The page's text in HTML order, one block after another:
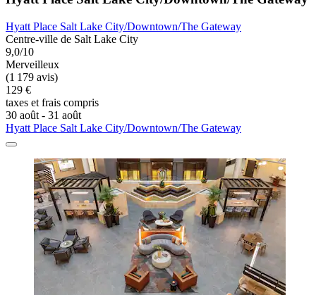
Hyatt Place Salt Lake City/Downtown/The Gateway
Centre-ville de Salt Lake City
9,0/10
Merveilleux
(1 179 avis)
129 €
taxes et frais compris
30 août - 31 août
Hyatt Place Salt Lake City/Downtown/The Gateway